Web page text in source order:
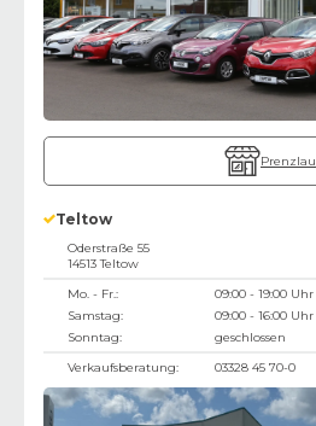
Prenzlau
Teltow
Oderstraße 55
14513 Teltow
Mo. - Fr.:
09:00 - 19:00 Uhr
Samstag:
09:00 - 16:00 Uhr
Sonntag:
geschlossen
Verkaufsberatung:
03328 45 70-0